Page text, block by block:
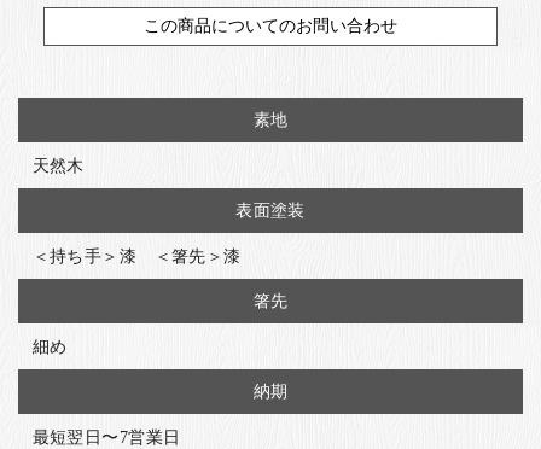
この商品についてのお問い合わせ
素地
天然木
表面塗装
＜持ち手＞漆 ＜箸先＞漆
箸先
細め
納期
最短翌日〜7営業日